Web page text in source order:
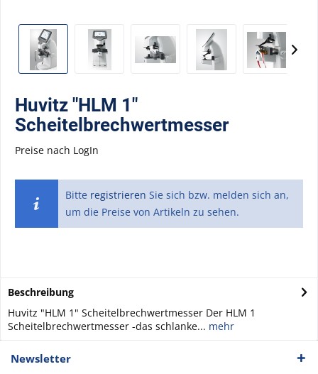
Huvitz "HLM 1"
Scheitelbrechwertmesser
Preise nach LogIn
Bitte registrieren Sie sich bzw. melden sich an,
um die Preise von Artikeln zu sehen.
Beschreibung
Huvitz "HLM 1" Scheitelbrechwertmesser Der HLM 1
Scheitelbrechwertmesser -das schlanke... mehr
Newsletter